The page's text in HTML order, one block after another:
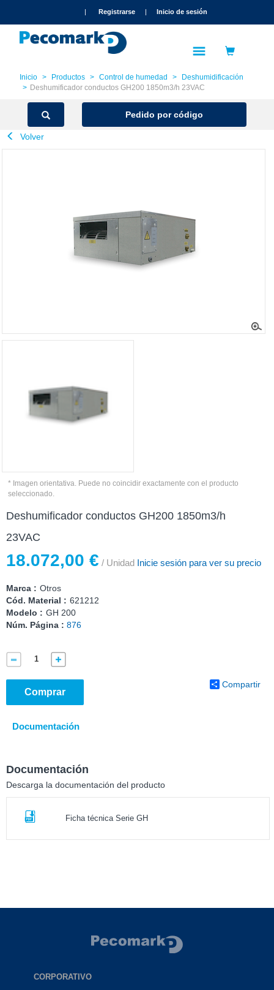
| Registrarse | Inicio de sesión
Inicio Productos Control de humedad
Deshumidificación
Deshumificador conductos GH200 1850m3/h 23VAC
Pedido por código
Volver
* Imagen orientativa. Puede no coincidir exactamente con el producto
seleccionado.
Deshumificador conductos GH200 1850m3/h
23VAC
18.072,00 € / Unidad Inicie sesión para ver su precio
Marca : Otros
Cód. Material : 621212
Modelo : GH 200
Núm. Página : 876
Comprar
Compartir
Documentación
Documentación
Descarga la documentación del producto
Ficha técnica Serie GH
CORPORATIVO